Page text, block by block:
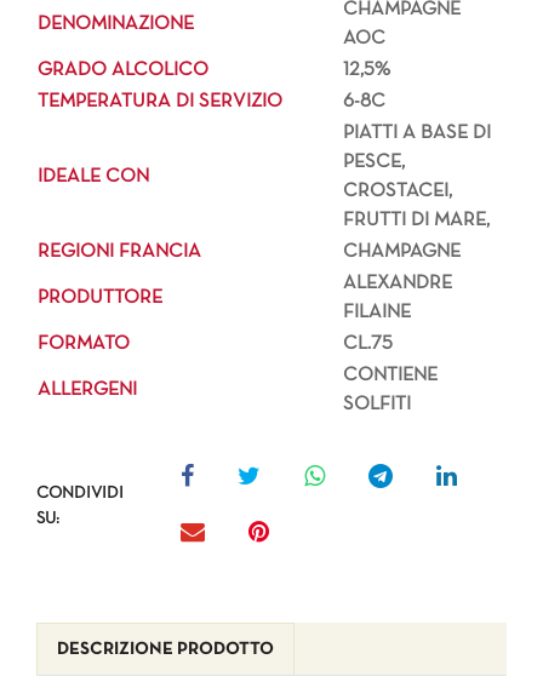
DENOMINAZIONE
CHAMPAGNE
AOC
GRADO ALCOLICO
12,5%
TEMPERATURA DI SERVIZIO
6-8C
IDEALE CON
PIATTI A BASE DI
PESCE,
CROSTACEI,
FRUTTI DI MARE,
REGIONI FRANCIA
CHAMPAGNE
PRODUTTORE
ALEXANDRE
FILAINE
FORMATO
CL.75
ALLERGENI
CONTIENE
SOLFITI
CONDIVIDI
SU:
DESCRIZIONE PRODOTTO